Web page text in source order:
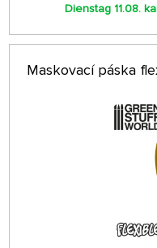
Dienstag 11.08.
Maskovací páska